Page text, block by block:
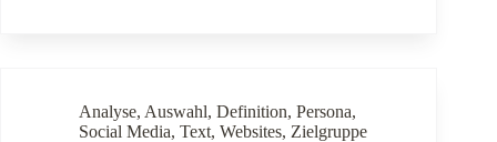
Analyse, Auswahl, Definition, Persona,
Social Media, Text, Websites, Zielgruppe